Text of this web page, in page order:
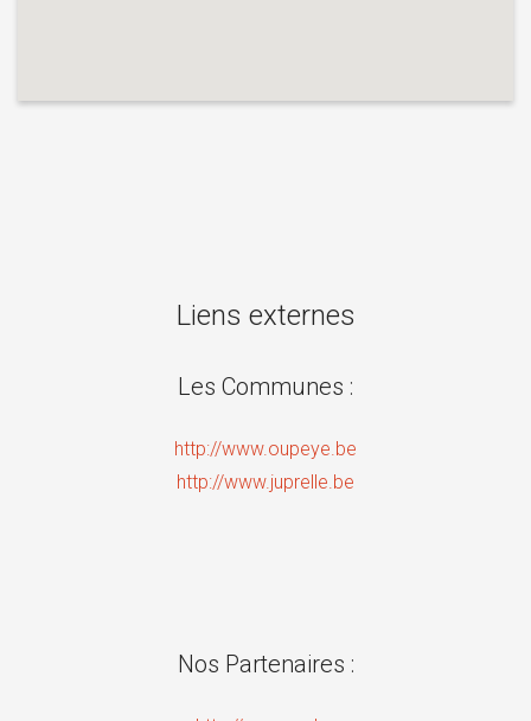
Liens externes
Les Communes :
http://www.oupeye.be
http://www.juprelle.be
Nos Partenaires :